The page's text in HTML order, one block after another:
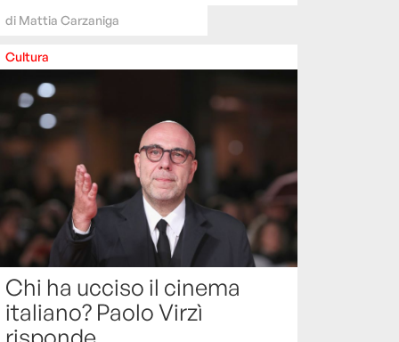
di Mattia Carzaniga
Cultura
Chi ha ucciso il cinema
italiano? Paolo Virzì